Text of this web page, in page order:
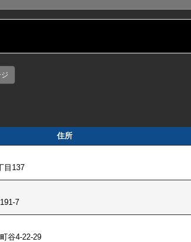
住所
目137
7
谷4-22-29